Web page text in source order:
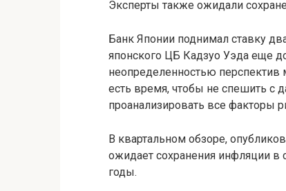
Эксперты также ожидали
Банк Японии поднимал ставку
японского ЦБ Кадзуо Уэда еще
неопределенностью перспектив
есть время, чтобы не спешить с
проанализировать все факторы
В квартальном обзоре,
ожидает сохранения инфляции в
годы.